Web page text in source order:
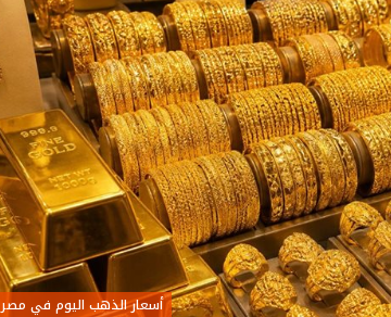
أسعار الذهب اليوم في مصر